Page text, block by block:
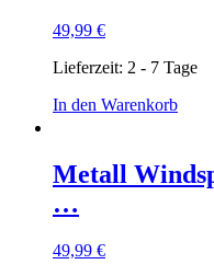
49,99 €
Lieferzeit: 2 - 7 Tage
In den Warenkorb
Metall
…
49,99 €